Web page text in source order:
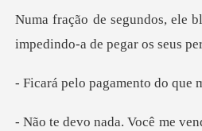
impedind
pagamento do